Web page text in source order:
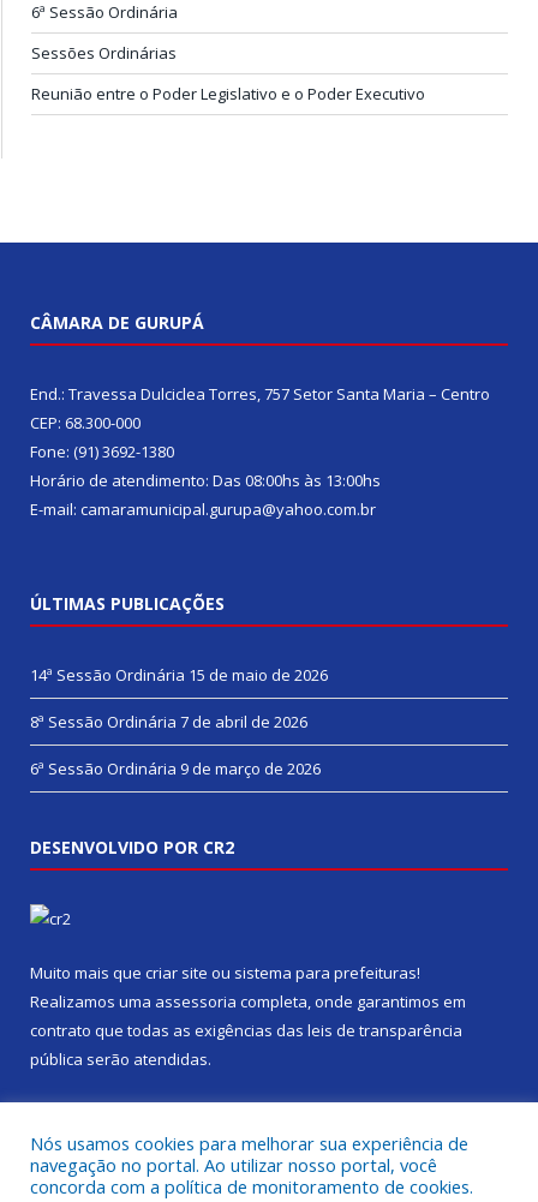
6ª Sessão Ordinária
Sessões Ordinárias
Reunião entre o Poder Legislativo e o Poder Executivo
CÂMARA DE GURUPÁ
End.: Travessa Dulciclea Torres, 757 Setor Santa Maria – Centro
CEP: 68.300-000
Fone: (91) 3692-1380
Horário de atendimento: Das 08:00hs às 13:00hs
E-mail: camaramunicipal.gurupa@yahoo.com.br
ÚLTIMAS PUBLICAÇÕES
14ª Sessão Ordinária 15 de maio de 2026
8ª Sessão Ordinária 7 de abril de 2026
6ª Sessão Ordinária 9 de março de 2026
DESENVOLVIDO POR CR2
Muito mais que criar site ou sistema para prefeituras!
Realizamos uma assessoria completa, onde garantimos em
contrato que todas as exigências das leis de transparência
pública serão atendidas.
Nós usamos cookies para melhorar sua experiência de
navegação no portal. Ao utilizar nosso portal, você
concorda com a política de monitoramento de cookies.